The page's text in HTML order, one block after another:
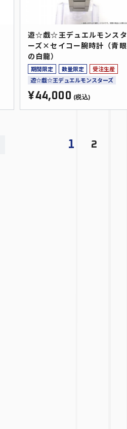
遊☆戯☆王デュエルモンスタ
ーズ×セイコー腕時計（青眼
の白龍）
期間限定 数量限定
受注生産
遊☆戯☆王デュエルモンスターズ
¥44,000 (税込)
1 2